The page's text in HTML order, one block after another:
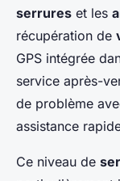
serrures et les
récupération de
GPS intégrée
service après-
de problème
assistance
Ce niveau de